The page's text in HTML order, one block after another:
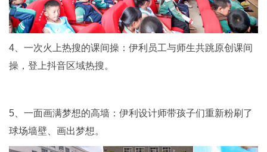
4、一次火上热搜的课间操：伊利员工与师生共跳原创课间
操，登上抖音区域热搜。
5、一面画满梦想的高墙：伊利设计师带孩子们重新粉刷了
球场墙壁、画出梦想。